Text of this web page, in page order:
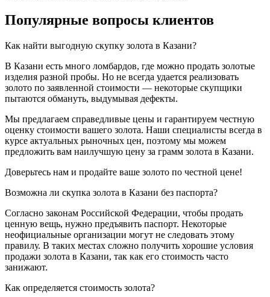
Популярные вопросы клиентов
Как найти выгодную скупку золота в Казани?
В Казани есть много ломбардов, где можно продать золотые
изделия разной пробы. Но не всегда удается реализовать
золото по заявленной стоимости — некоторые скупщики
пытаются обмануть, выдумывая дефекты.
Мы предлагаем справедливые цены и гарантируем честную
оценку стоимости вашего золота. Наши специалисты всегда в
курсе актуальных рыночных цен, поэтому мы можем
предложить вам наилучшую цену за грамм золота в Казани.
Доверьтесь нам и продайте ваше золото по честной цене!
Возможна ли скупка золота в Казани без паспорта?
Согласно законам Российской Федерации, чтобы продать
ценную вещь, нужно предъявить паспорт. Некоторые
неофициальные организации могут не следовать этому
правилу. В таких местах сложно получить хорошие условия
продажи золота в Казани, так как его стоимость часто
занижают.
Как определяется стоимость золота?